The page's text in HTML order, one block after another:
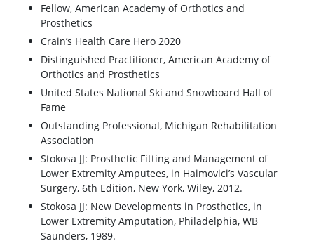
Fellow, American Academy of Orthotics and
Prosthetics
Crain’s Health Care Hero 2020
Distinguished Practitioner, American Academy of
Orthotics and Prosthetics
United States National Ski and Snowboard Hall of
Fame
Outstanding Professional, Michigan Rehabilitation
Association
Stokosa JJ: Prosthetic Fitting and Management of
Lower Extremity Amputees, in Haimovici’s Vascular
Surgery, 6th Edition, New York, Wiley, 2012.
Stokosa JJ: New Developments in Prosthetics, in
Lower Extremity Amputation, Philadelphia, WB
Saunders, 1989.